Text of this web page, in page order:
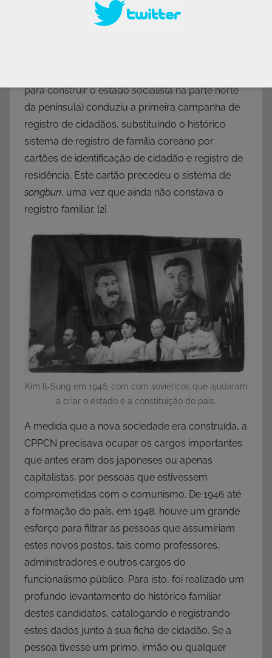
pirâmide social na Coreia do Norte com a
para construir o estado socialista na parte norte
da península) conduziu a primeira campanha de
registro de cidadãos, substituindo o histórico
sistema de registro de família coreano por
cartões de identificação de cidadão e registro de
residência. Este cartão precedeu o sistema de
songbun, uma vez que ainda não constava o
registro familiar. [2]
Kim Il-Sung em 1946, com com soviéticos que ajudaram
a criar o estado e a constituição do país.
A medida que a nova sociedade era construída, a
CPPCN precisava ocupar os cargos importantes
que antes eram dos japoneses ou apenas
capitalistas, por pessoas que estivessem
comprometidas com o comunismo. De 1946 até
a formação do país, em 1948, houve um grande
esforço para filtrar as pessoas que assumiriam
estes novos postos, tais como professores,
administradores e outros cargos do
funcionalismo público. Para isto, foi realizado um
profundo levantamento do histórico familiar
destes candidatos, catalogando e registrando
estes dados junto à sua ficha de cidadão. Se a
pessoa tivesse um primo, irmão ou qualquer